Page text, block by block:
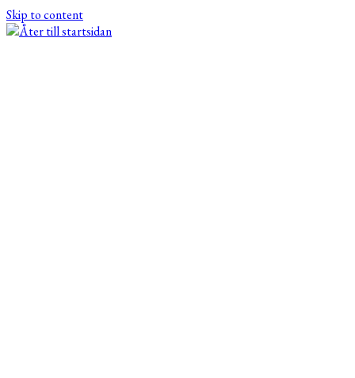
Skip to content